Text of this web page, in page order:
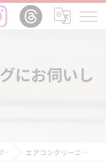
にお伺いし
グ エアコンクリーニングにお伺いしました。